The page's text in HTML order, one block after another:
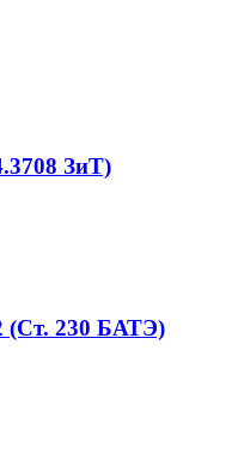
ЗиТ)
(Ст. 230 БАТЭ)